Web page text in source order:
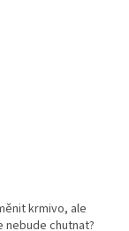
krmivo, ale
nebude chutnat?